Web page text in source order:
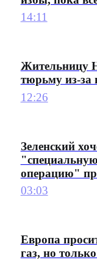
14:11
Жительницу
тюрьму из-за
12:26
Зеленский
операцию"
03:03
Европа
газ, но